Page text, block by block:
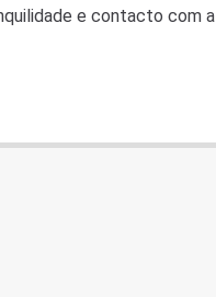
e contacto com